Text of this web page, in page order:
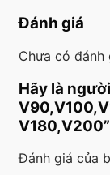
Đánh giá
Chưa có đánh
Hãy là
V180,V200”
Đánh giá của